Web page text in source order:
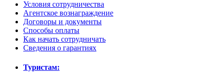
Условия сотрудничества
Агентское вознаграждение
Договоры и документы
Способы оплаты
Как начать сотрудничать
Сведения о гарантиях
Туристам: